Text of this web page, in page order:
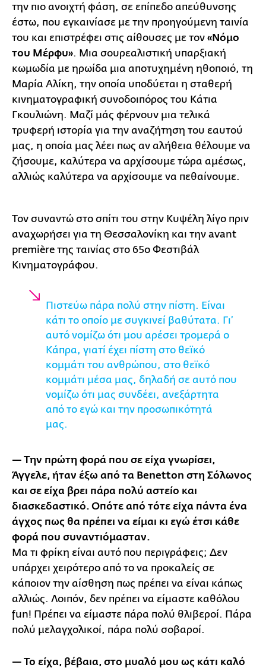
την πιο ανοιχτή φάση, σε επίπεδο απεύθυνσης
έστω, που εγκαινίασε με την προηγούμενη ταινία
του και επιστρέφει στις αίθουσες με τον «Νόμο
του Μέρφυ». Μια σουρεαλιστική υπαρξιακή
κωμωδία με ηρωίδα μια αποτυχημένη ηθοποιό, τη
Μαρία Αλίκη, την οποία υποδύεται η σταθερή
κινηματογραφική συνοδοιπόρος του Κάτια
Γκουλιώνη. Μαζί μάς φέρνουν μια τελικά
τρυφερή ιστορία για την αναζήτηση του εαυτού
μας, η οποία μας λέει πως αν αλήθεια θέλουμε να
ζήσουμε, καλύτερα να αρχίσουμε τώρα αμέσως,
αλλιώς καλύτερα να αρχίσουμε να πεθαίνουμε.
Τον συναντώ στο σπίτι του στην Κυψέλη λίγο πριν
αναχωρήσει για τη Θεσσαλονίκη και την avant
première της ταινίας στο 65ο Φεστιβάλ
Κινηματογράφου.
Πιστεύω πάρα πολύ στην πίστη. Είναι
κάτι το οποίο με συγκινεί βαθύτατα. Γι’
αυτό νομίζω ότι μου αρέσει τρομερά ο
Κάπρα, γιατί έχει πίστη στο θεϊκό
κομμάτι του ανθρώπου, στο θεϊκό
κομμάτι μέσα μας, δηλαδή σε αυτό που
νομίζω ότι μας συνδέει, ανεξάρτητα
από το εγώ και την προσωπικότητά
μας.
— Την πρώτη φορά που σε είχα γνωρίσει,
Άγγελε, ήταν έξω από τα Benetton στη Σόλωνος
και σε είχα βρει πάρα πολύ αστείο και
διασκεδαστικό. Οπότε από τότε είχα πάντα ένα
άγχος πως θα πρέπει να είμαι κι εγώ έτσι κάθε
φορά που συναντιόμασταν.
Μα τι φρίκη είναι αυτό που περιγράφεις; Δεν
υπάρχει χειρότερο από το να προκαλείς σε
κάποιον την αίσθηση πως πρέπει να είναι κάπως
αλλιώς. Λοιπόν, δεν πρέπει να είμαστε καθόλου
fun! Πρέπει να είμαστε πάρα πολύ θλιβεροί. Πάρα
πολύ μελαγχολικοί, πάρα πολύ σοβαροί.
— Το είχα, βέβαια, στο μυαλό μου ως κάτι καλό